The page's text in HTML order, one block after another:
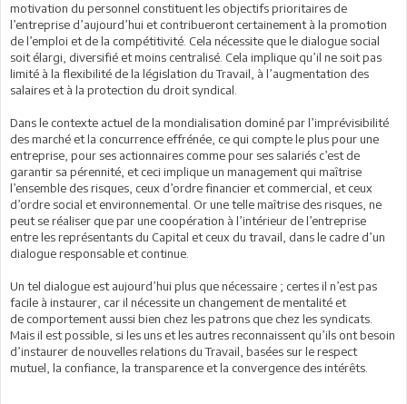
motivation du personnel constituent les objectifs prioritaires de
l’entreprise d’aujourd’hui et contribueront certainement à la promotion
de l’emploi et de la compétitivité. Cela nécessite que le dialogue social
soit élargi, diversifié et moins centralisé. Cela implique qu’il ne soit pas
limité à la flexibilité de la législation du Travail, à l’augmentation des
salaires et à la protection du droit syndical.
Dans le contexte actuel de la mondialisation dominé par l’imprévisibilité
des marché et la concurrence effrénée, ce qui compte le plus pour une
entreprise, pour ses actionnaires comme pour ses salariés c’est de
garantir sa pérennité, et ceci implique un management qui maîtrise
l’ensemble des risques, ceux d’ordre financier et commercial, et ceux
d’ordre social et environnemental. Or une telle maîtrise des risques, ne
peut se réaliser que par une coopération à l’intérieur de l’entreprise
entre les représentants du Capital et ceux du travail, dans le cadre d’un
dialogue responsable et continue.
Un tel dialogue est aujourd’hui plus que nécessaire ; certes il n’est pas
facile à instaurer, car il nécessite un changement de mentalité et
de comportement aussi bien chez les patrons que chez les syndicats.
Mais il est possible, si les uns et les autres reconnaissent qu’ils ont besoin
d’instaurer de nouvelles relations du Travail, basées sur le respect
mutuel, la confiance, la transparence et la convergence des intérêts.